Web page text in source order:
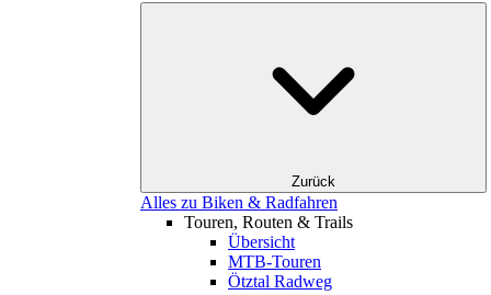
Zurück
Alles zu Biken & Radfahren
Touren, Routen & Trails
Übersicht
MTB-Touren
Ötztal Radweg